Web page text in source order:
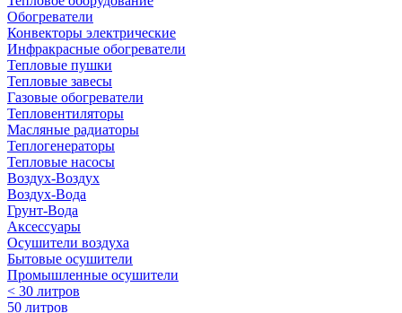
Обогреватели
Конвекторы электрические
Инфракрасные обогреватели
Тепловые пушки
Тепловые завесы
Газовые обогреватели
Тепловентиляторы
Масляные радиаторы
Теплогенераторы
Тепловые насосы
Воздух-Воздух
Воздух-Вода
Грунт-Вода
Аксессуары
Осушители воздуха
Бытовые осушители
Промышленные осушители
< 30 литров
50 литров